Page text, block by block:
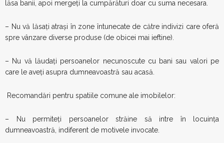
lăsa banii, apoi mergeţi la cumpărături doar cu suma necesara.
– Nu vă lăsaţi atraşi în zone întunecate de către indivizi care oferă
spre vânzare diverse produse (de obicei mai ieftine).
– Nu vă lăudaţi persoanelor necunoscute cu bani sau valori pe
care le aveţi asupra dumneavoastră sau acasă.
Recomandări pentru spatiile comune ale imobilelor:
– Nu permiteţi persoanelor străine să intre în locuinţa
dumneavoastră, indiferent de motivele invocate.